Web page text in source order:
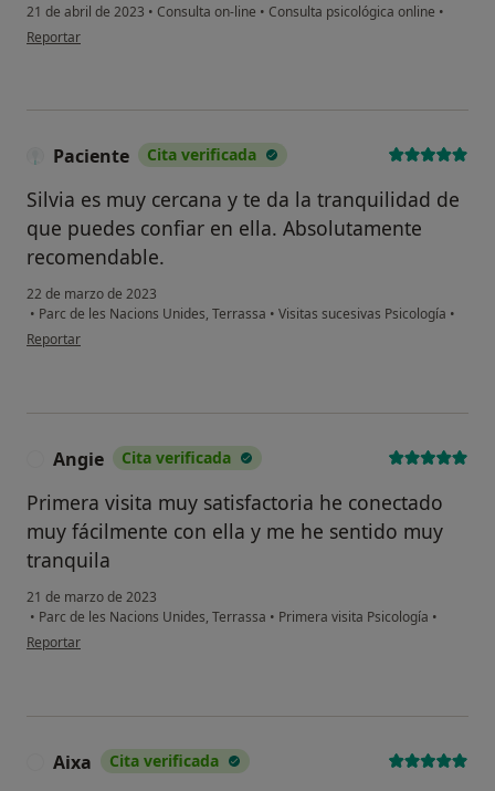
21 de abril de 2023 • Consulta on-line • Consulta psicológica online •
en opinión del usuario Sergi
Reportar
Paciente Cita verificada
Silvia es muy cercana y te da la tranquilidad de
que puedes confiar en ella. Absolutamente
recomendable.
22 de marzo de 2023
• Parc de les Nacions Unides, Terrassa • Visitas sucesivas Psicología •
en opinión del usuario Paciente
Reportar
Angie Cita verificada
Primera visita muy satisfactoria he conectado
muy fácilmente con ella y me he sentido muy
tranquila
21 de marzo de 2023
• Parc de les Nacions Unides, Terrassa • Primera visita Psicología •
en opinión del usuario Angie
Reportar
Aixa Cita verificada